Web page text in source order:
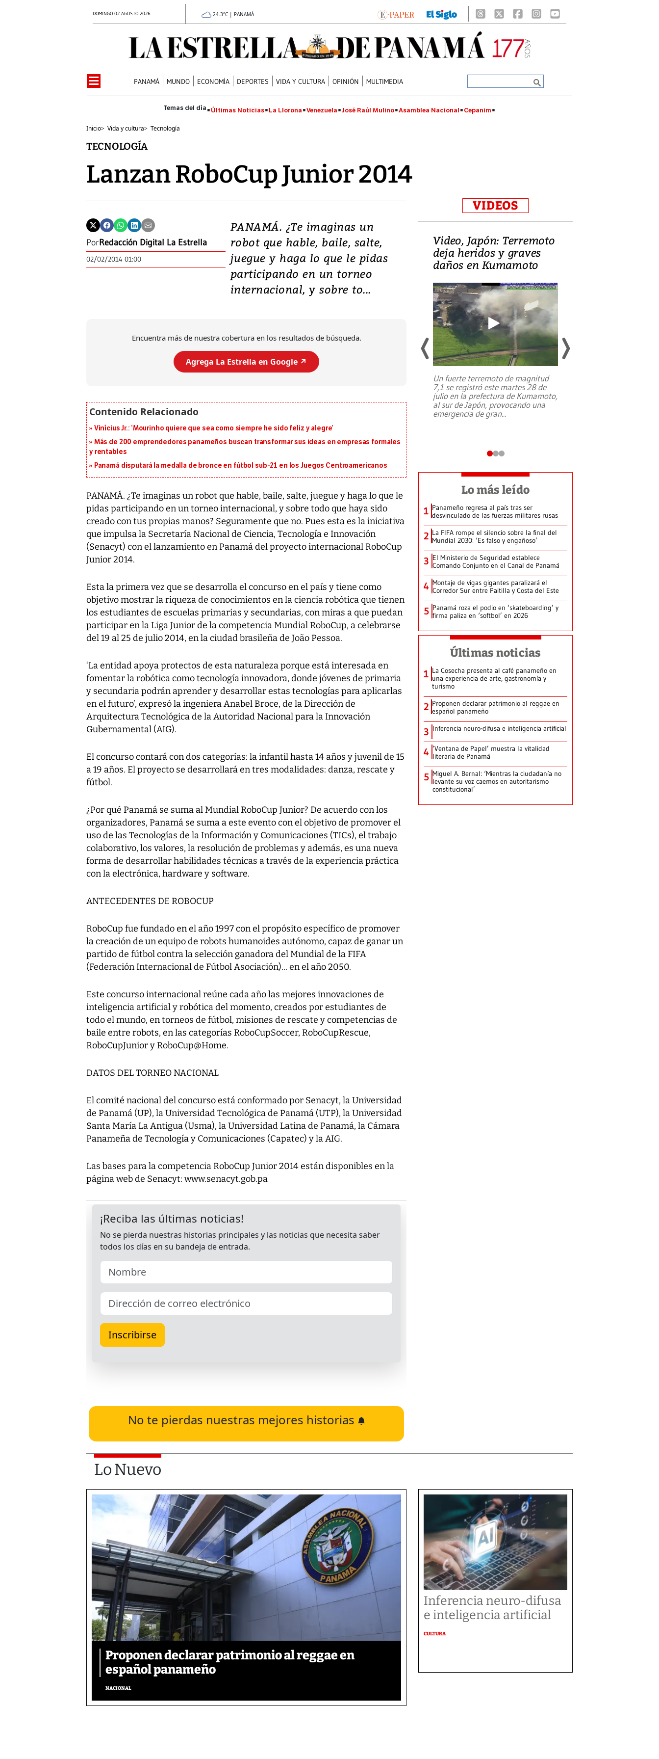
DOMINGO 02 AGOSTO 2026 24.3°C | PANAMÁ
PANAMÁ MUNDO ECONOMÍA DEPORTES VIDA Y CULTURA OPINIÓN MULTIMEDIA
Últimas Noticias La Llorona Venezuela José Raúl Mulino Asamblea Nacional Cepanim
Inicio> Vida y cultura> Tecnología
TECNOLOGÍA
Lanzan RoboCup Junior 2014
PorRedacción Digital La Estrella
02/02/2014 01:00
PANAMÁ. ¿Te imaginas un
robot que hable, baile, salte,
juegue y haga lo que le pidas
participando en un torneo
internacional, y sobre to...
Encuentra más de nuestra cobertura en los resultados de búsqueda.
Agrega La Estrella en Google ↗️
Vinícius Jr.: ‘Mourinho quiere que sea como siempre he sido feliz y alegre’
Más de 200 emprendedores panameños buscan transformar sus ideas en empresas formales
y rentables
Panamá disputará la medalla de bronce en fútbol sub-21 en los Juegos Centroamericanos
PANAMÁ. ¿Te imaginas un robot que hable, baile, salte, juegue y haga lo que le
pidas participando en un torneo internacional, y sobre todo que haya sido
creado con tus propias manos? Seguramente que no. Pues esta es la iniciativa
que impulsa la Secretaría Nacional de Ciencia, Tecnología e Innovación
(Senacyt) con el lanzamiento en Panamá del proyecto internacional RoboCup
Junior 2014.
Esta la primera vez que se desarrolla el concurso en el país y tiene como
objetivo mostrar la riqueza de conocimientos en la ciencia robótica que tienen
los estudiantes de escuelas primarias y secundarias, con miras a que puedan
participar en la Liga Junior de la competencia Mundial RoboCup, a celebrarse
del 19 al 25 de julio 2014, en la ciudad brasileña de João Pessoa.
‘La entidad apoya protectos de esta naturaleza porque está interesada en
fomentar la robótica como tecnología innovadora, donde jóvenes de primaria
y secundaria podrán aprender y desarrollar estas tecnologías para aplicarlas
en el futuro’, expresó la ingeniera Anabel Broce, de la Dirección de
Arquitectura Tecnológica de la Autoridad Nacional para la Innovación
Gubernamental (AIG).
El concurso contará con dos categorías: la infantil hasta 14 años y juvenil de 15
a 19 años. El proyecto se desarrollará en tres modalidades: danza, rescate y
fútbol.
¿Por qué Panamá se suma al Mundial RoboCup Junior? De acuerdo con los
organizadores, Panamá se suma a este evento con el objetivo de promover el
uso de las Tecnologías de la Información y Comunicaciones (TICs), el trabajo
colaborativo, los valores, la resolución de problemas y además, es una nueva
forma de desarrollar habilidades técnicas a través de la experiencia práctica
con la electrónica, hardware y software.
ANTECEDENTES DE ROBOCUP
RoboCup fue fundado en el año 1997 con el propósito específico de promover
la creación de un equipo de robots humanoides autónomo, capaz de ganar un
partido de fútbol contra la selección ganadora del Mundial de la FIFA
(Federación Internacional de Fútbol Asociación)... en el año 2050.
Este concurso internacional reúne cada año las mejores innovaciones de
inteligencia artificial y robótica del momento, creados por estudiantes de
todo el mundo, en torneos de fútbol, misiones de rescate y competencias de
baile entre robots, en las categorías RoboCupSoccer, RoboCupRescue,
RoboCupJunior y RoboCup@Home.
DATOS DEL TORNEO NACIONAL
El comité nacional del concurso está conformado por Senacyt, la Universidad
de Panamá (UP), la Universidad Tecnológica de Panamá (UTP), la Universidad
Santa María La Antigua (Usma), la Universidad Latina de Panamá, la Cámara
Panameña de Tecnología y Comunicaciones (Capatec) y la AIG.
Las bases para la competencia RoboCup Junior 2014 están disponibles en la
página web de Senacyt: www.senacyt.gob.pa
No te pierdas nuestras mejores historias
VIDEOS
Isidro Carbonell,
director de la Lotería:
‘Vamos a ser más
transparentes, tengan fe
Video, Japón: Terremoto
deja heridos y graves
daños en Kumamoto
Un fuerte terremoto de magnitud
7,1 se registró este martes 28 de
julio en la prefectura de Kumamoto,
al sur de Japón, provocando una
emergencia de gran...
Lo más leído
1 Panameño regresa al país tras ser
desvinculado de las fuerzas militares rusas
2 La FIFA rompe el silencio sobre la final del
Mundial 2030: ‘Es falso y engañoso’
3 El Ministerio de Seguridad establece
Comando Conjunto en el Canal de Panamá
4 Montaje de vigas gigantes paralizará el
Corredor Sur entre Paitilla y Costa del Este
5 Panamá roza el podio en ‘skateboarding’ y
firma paliza en ‘softbol’ en 2026
Últimas noticias
1 La Cosecha presenta al café panameño en
una experiencia de arte, gastronomía y
turismo
2 Proponen declarar patrimonio al reggae en
español panameño
3 Inferencia neuro-difusa e inteligencia artificial
4 ‘Ventana de Papel’ muestra la vitalidad
literaria de Panamá
5 Miguel A. Bernal: ‘Mientras la ciudadanía no
levante su voz caemos en autoritarismo
constitucional’
Lo Nuevo
Proponen declarar patrimonio al reggae en
español panameño
NACIONAL
Inferencia neuro-difusa
e inteligencia artificial
CULTURA